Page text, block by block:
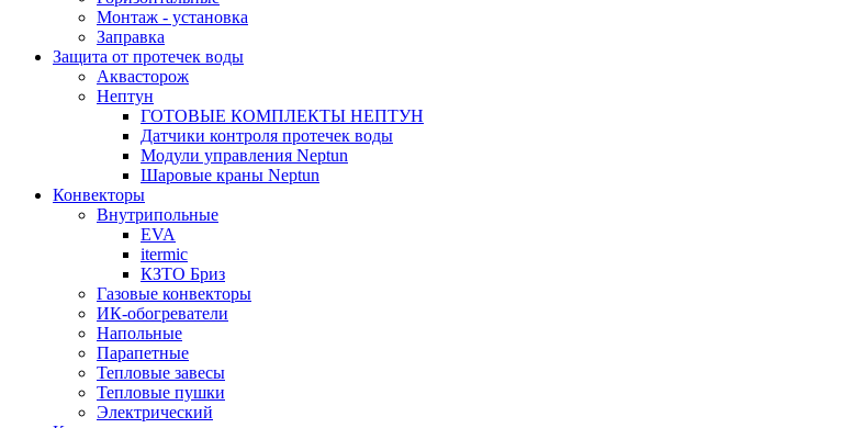
Монтаж - установка
Заправка
Защита от протечек воды
Аквасторож
Нептун
ГОТОВЫЕ КОМПЛЕКТЫ НЕПТУН
Датчики контроля протечек воды
Модули управления Neptun
Шаровые краны Neptun
Конвекторы
Внутрипольные
EVA
itermic
КЗТО Бриз
Газовые конвекторы
ИК-обогреватели
Напольные
Парапетные
Тепловые завесы
Тепловые пушки
Электрический